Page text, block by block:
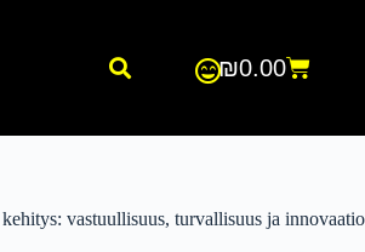
₪0.00
vastuullisuus, turvallisuus ja innovaatio